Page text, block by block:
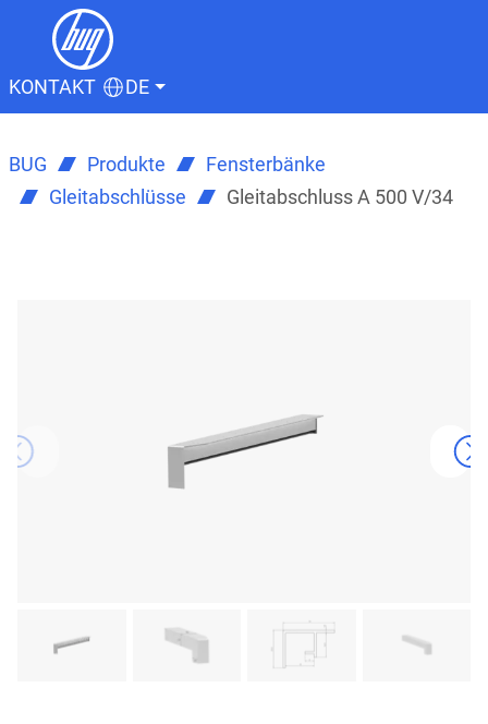
KONTAKT DE
BUG Produkte
Fensterbänke
Gleitabschlüsse
Gleitabschluss A 500 V/34